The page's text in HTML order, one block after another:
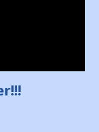
1973 – 1975
girdiği